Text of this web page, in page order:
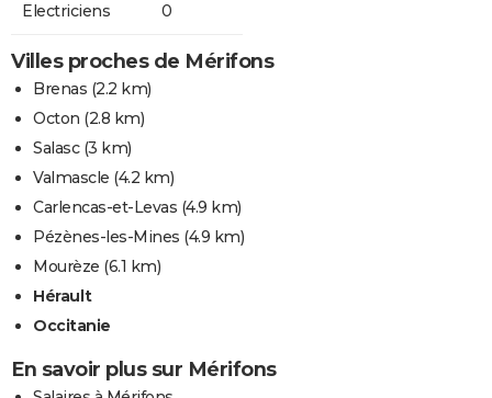
Electriciens 0
Villes proches de Mérifons
Brenas (2.2 km)
Octon (2.8 km)
Salasc(3 km)
Valmascle (4.2 km)
Carlencas-et-Levas (4.9 km)
Pézènes-les-Mines (4.9 km)
Mourèze (6.1 km)
Hérault
Occitanie
En savoir plus sur Mérifons